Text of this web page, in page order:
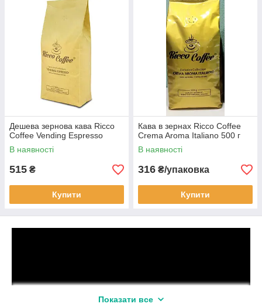
Дешева зернова кава Ricco
Coffee Vending Espresso
В наявності
515 ₴
Купити
Кава в зернах Ricco Coffee
Crema Aroma Italiano 500 г
В наявності
316 ₴/упаковка
Купити
Показати все